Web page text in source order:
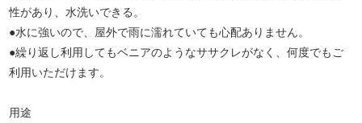
性があり、水洗いできる。
●水に強いので、屋外で雨に濡れていても心配ありません。
●繰り返し利用してもベニアのようなササクレがなく、何度でもご
利用いただけます。
用途